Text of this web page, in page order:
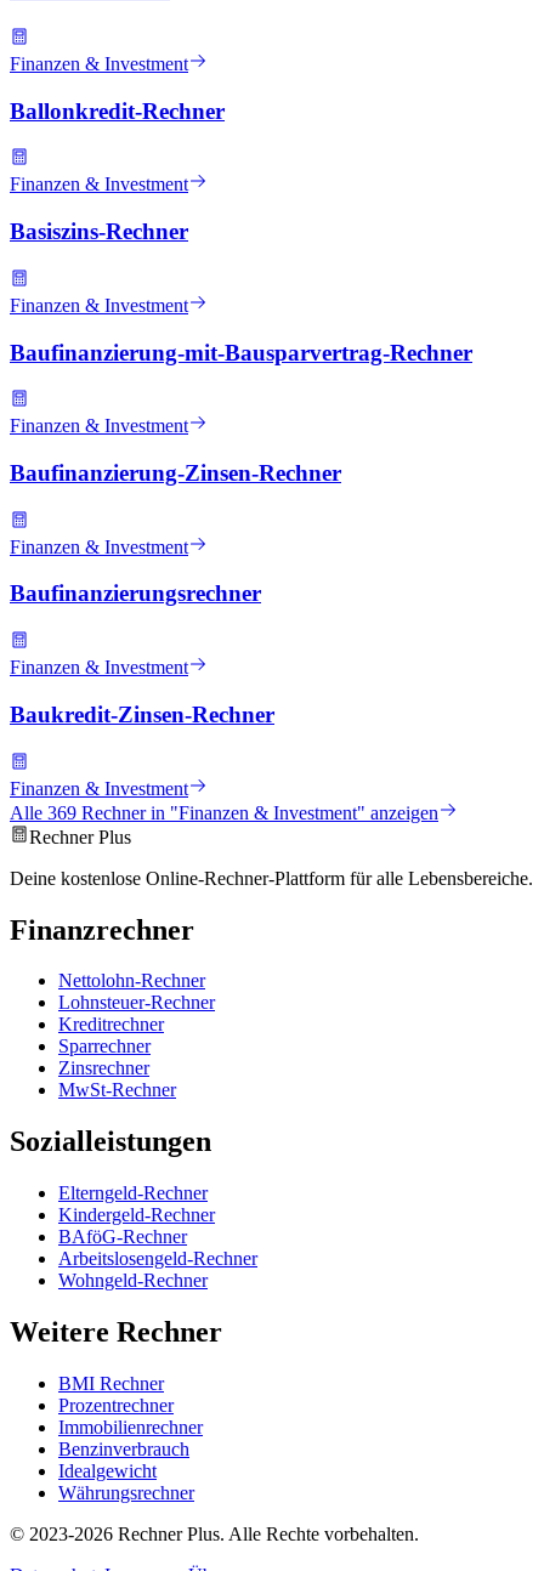
Finanzen & Investment
Ballonkredit-Rechner
Finanzen & Investment
Basiszins-Rechner
Finanzen & Investment
Baufinanzierung-mit-Bausparvertrag-Rechner
Finanzen & Investment
Baufinanzierung-Zinsen-Rechner
Finanzen & Investment
Baufinanzierungsrechner
Finanzen & Investment
Baukredit-Zinsen-Rechner
Finanzen & Investment
Alle 369 Rechner in "Finanzen & Investment" anzeigen
Rechner Plus
Deine kostenlose Online-Rechner-Plattform für alle Lebensbereiche.
Finanzrechner
Nettolohn-Rechner
Lohnsteuer-Rechner
Kreditrechner
Sparrechner
Zinsrechner
MwSt-Rechner
Sozialleistungen
Elterngeld-Rechner
Kindergeld-Rechner
BAföG-Rechner
Arbeitslosengeld-Rechner
Wohngeld-Rechner
Weitere Rechner
BMI Rechner
Prozentrechner
Immobilienrechner
Benzinverbrauch
Idealgewicht
Währungsrechner
© 2023-2026 Rechner Plus. Alle Rechte vorbehalten.